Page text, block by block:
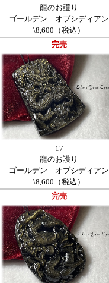
龍のお護り
ゴールデン オブシディアン
\8,600（税込）
完売
17
龍のお護り
ゴールデン オブシディアン
\8,600（税込）
完売